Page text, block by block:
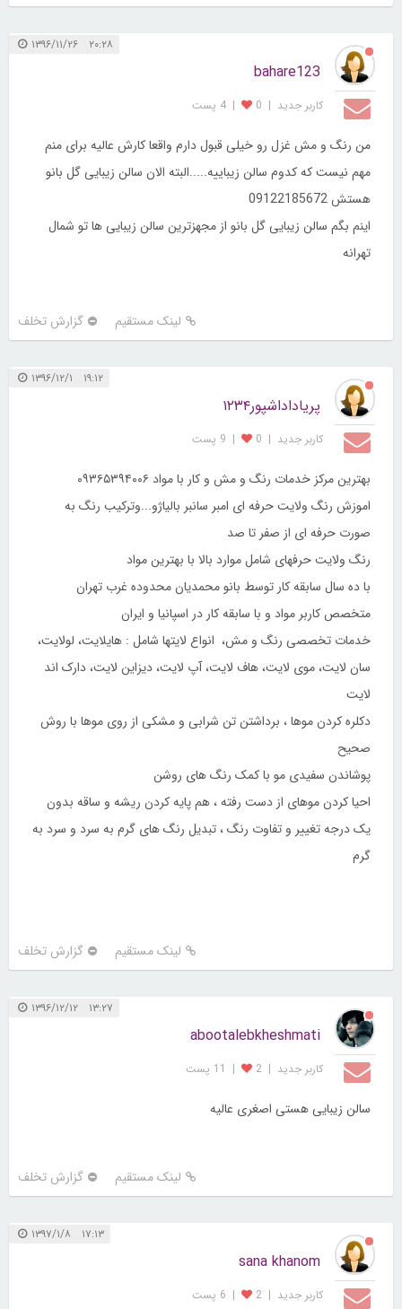
۲۰:۲۸ ۱۳۹۶/۱۱/۲۶
bahare123
کاربر جديد |
0
| 4 پست
من رنگ و مش غزل رو خیلی قبول دارم واقعا کارش عالیه برای منم
مهم نیست که کدوم سالن زیباییه.....البته الان سالن زیبایی گل بانو
هستش 09122185672
اینم بگم سالن زیبایی گل بانو از مجهزترین سالن زیبایی ها تو شمال
تهرانه
لینک مستقیم گزارش تخلف
۱۹:۱۲ ۱۳۹۶/۱۲/۱
پریاداداشپور۱۲۳۴
کاربر جديد |
0
| 9 پست
بهترین مرکز خدمات رنگ و مش و کار با مواد ۰۹۳۶۵۳۹۴۰۰۶
اموزش رنگ ولایت حرفه ای امبر سانبر بالیاژو...وترکیب رنگ به
صورت حرفه ای از صفر تا صد
رنگ ولایت حرفهای شامل موارد بالا با بهترین مواد
با ده سال سابقه کار توسط بانو محمدیان محدوده غرب تهران
متخصص کاربر مواد و با سابقه کار در اسپانیا و ایران
خدمات تخصصی رنگ و مش، انواع لایتها شامل : هایلایت، لولایت،
سان لایت، موی لایت، هاف لایت، آپ لایت، دیزاین لایت، دارک اند
لایت
دکلره کردن موها ، برداشتن تن شرابی و مشکی از روی موها با روش
صحیح
پوشاندن سفیدی مو با کمک رنگ های روشن
احیا کردن موهای از دست رفته ، هم پایه کردن ریشه و ساقه بدون
یک درجه تغییر و تفاوت رنگ ، تبدیل رنگ های گرم به سرد و سرد به
گرم
لینک مستقیم گزارش تخلف
۱۳:۲۷ ۱۳۹۶/۱۲/۱۲
abootalebkheshmati
کاربر جديد |
2
| 11 پست
سالن زیبایی هستی اصغری عالیه
لینک مستقیم گزارش تخلف
۱۷:۱۳ ۱۳۹۷/۱/۸
sana khanom
کاربر جديد |
2
| 6 پست